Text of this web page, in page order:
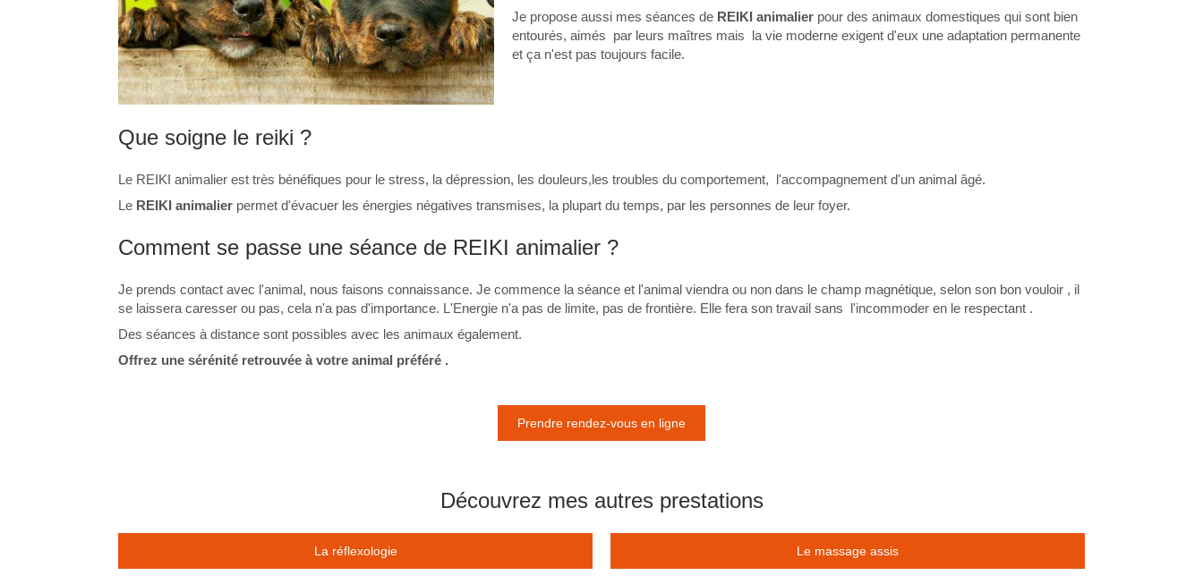
Je propose aussi mes séances de REIKI animalier pour des animaux domestiques qui sont bien
entourés, aimés par leurs maîtres mais la vie moderne exigent d'eux une adaptation permanente
et ça n'est pas toujours facile.
Que soigne le reiki ?
Le REIKI animalier est très bénéfiques pour le stress, la dépression, les douleurs,les troubles du comportement, l'accompagnement d'un animal âgé.
Le REIKI animalier permet d'évacuer les énergies négatives transmises, la plupart du temps, par les personnes de leur foyer.
Comment se passe une séance de REIKI animalier ?
Je prends contact avec l'animal, nous faisons connaissance. Je commence la séance et l'animal viendra ou non dans le champ magnétique, selon son bon vouloir , il
se laissera caresser ou pas, cela n'a pas d'importance. L'Energie n'a pas de limite, pas de frontière. Elle fera son travail sans l'incommoder en le respectant .
Des séances à distance sont possibles avec les animaux également.
Offrez une sérénité retrouvée à votre animal préféré .
Prendre rendez-vous en ligne
Découvrez mes autres prestations
La réflexologie Le massage assis